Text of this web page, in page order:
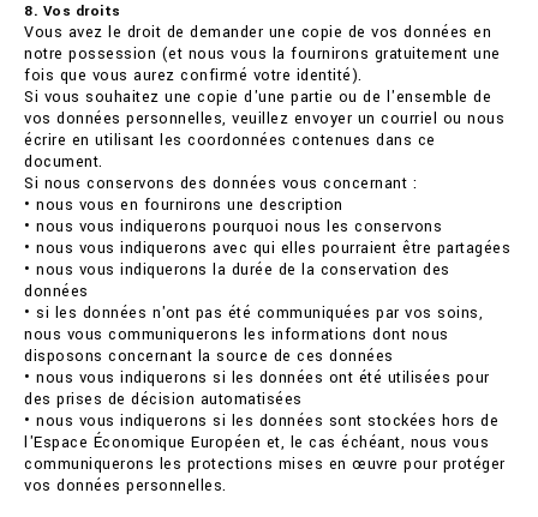
8. Vos droits
Vous avez le droit de demander une copie de vos données en
notre possession (et nous vous la fournirons gratuitement une
fois que vous aurez confirmé votre identité).
Si vous souhaitez une copie d'une partie ou de l'ensemble de
vos données personnelles, veuillez envoyer un courriel ou nous
écrire en utilisant les coordonnées contenues dans ce
document.
Si nous conservons des données vous concernant :
• nous vous en fournirons une description
• nous vous indiquerons pourquoi nous les conservons
• nous vous indiquerons avec qui elles pourraient être partagées
• nous vous indiquerons la durée de la conservation des
données
• si les données n'ont pas été communiquées par vos soins,
nous vous communiquerons les informations dont nous
disposons concernant la source de ces données
• nous vous indiquerons si les données ont été utilisées pour
des prises de décision automatisées
• nous vous indiquerons si les données sont stockées hors de
l'Espace Économique Européen et, le cas échéant, nous vous
communiquerons les protections mises en œuvre pour protéger
vos données personnelles.